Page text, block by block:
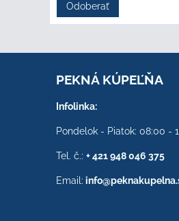
Odoberať
PEKNÁ KÚPEĽŇA
Infolinka:
Pondelok - Piatok: 08:00 -
Tel. č.: + 421 948 046 375
Email: